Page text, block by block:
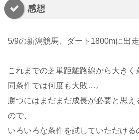
感想
5/9の新潟競馬、ダート1800mに出走
これまでの芝単距離路線から大きく
同条件では何度も大敗…。
勝つにはまだまだ成長が必要と思え
ので、
いろいろな条件を試していただけ